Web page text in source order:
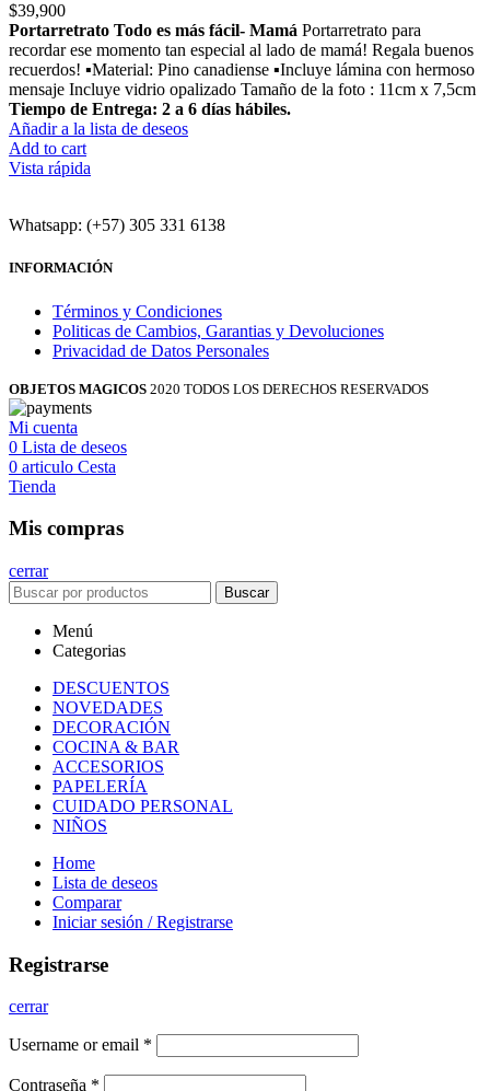
$39,900
Portarretrato Todo es más fácil- Mamá Portarretrato para
recordar ese momento tan especial al lado de mamá! Regala buenos
recuerdos! ▪Material: Pino canadiense ▪Incluye lámina con hermoso
mensaje Incluye vidrio opalizado Tamaño de la foto : 11cm x 7,5cm
Tiempo de Entrega: 2 a 6 días hábiles.
Añadir a la lista de deseos
Add to cart
Vista rápida
Whatsapp: (+57) 305 331 6138
INFORMACIÓN
Términos y Condiciones
Politicas de Cambios, Garantias y Devoluciones
Privacidad de Datos Personales
OBJETOS MAGICOS 2020 TODOS LOS DERECHOS RESERVADOS
Mi cuenta
0 Lista de deseos
0 articulo Cesta
Tienda
Mis compras
cerrar
Buscar
Menú
Categorias
DESCUENTOS
NOVEDADES
DECORACIÓN
COCINA & BAR
ACCESORIOS
PAPELERÍA
CUIDADO PERSONAL
NIÑOS
Home
Lista de deseos
Comparar
Iniciar sesión / Registrarse
Registrarse
cerrar
Username or email *
Contraseña *